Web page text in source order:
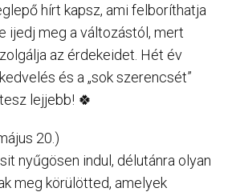
hírt kapsz, ami felboríthatja
ijedj meg a változástól, mert
az érdekeidet. Hét év
és a „sok szerencsét”
lejjebb! 🍀
20.)
nyűgösen indul, délutánra olyan
meg körülötted, amelyek